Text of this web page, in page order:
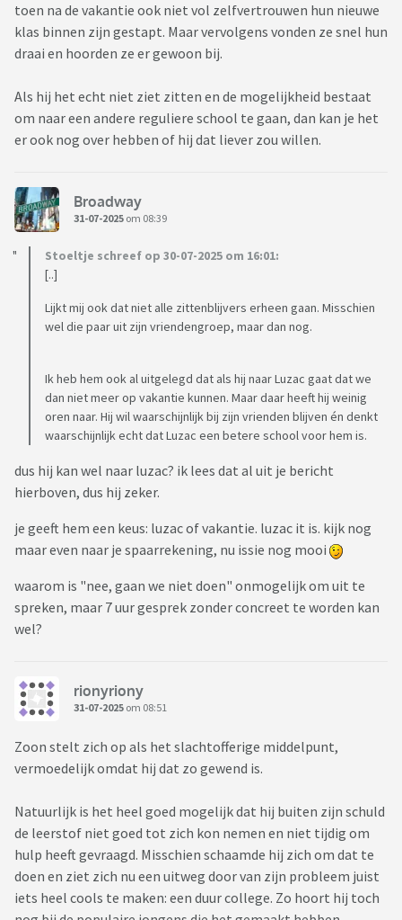
toen na de vakantie ook niet vol zelfvertrouwen hun nieuwe
klas binnen zijn gestapt. Maar vervolgens vonden ze snel hun
draai en hoorden ze er gewoon bij.
Als hij het echt niet ziet zitten en de mogelijkheid bestaat
om naar een andere reguliere school te gaan, dan kan je het
er ook nog over hebben of hij dat liever zou willen.
Broadway
31-07-2025 om 08:39
Stoeltje schreef op 30-07-2025 om 16:01:
[..]
Lijkt mij ook dat niet alle zittenblijvers erheen gaan. Misschien
wel die paar uit zijn vriendengroep, maar dan nog.
Ik heb hem ook al uitgelegd dat als hij naar Luzac gaat dat we
dan niet meer op vakantie kunnen. Maar daar heeft hij weinig
oren naar. Hij wil waarschijnlijk bij zijn vrienden blijven én denkt
waarschijnlijk echt dat Luzac een betere school voor hem is.
dus hij kan wel naar luzac? ik lees dat al uit je bericht
hierboven, dus hij zeker.
je geeft hem een keus: luzac of vakantie. luzac it is. kijk nog
maar even naar je spaarrekening, nu issie nog mooi
waarom is "nee, gaan we niet doen" onmogelijk om uit te
spreken, maar 7 uur gesprek zonder concreet te worden kan
wel?
rionyriony
31-07-2025 om 08:51
Zoon stelt zich op als het slachtofferige middelpunt,
vermoedelijk omdat hij dat zo gewend is.
Natuurlijk is het heel goed mogelijk dat hij buiten zijn schuld
de leerstof niet goed tot zich kon nemen en niet tijdig om
hulp heeft gevraagd. Misschien schaamde hij zich om dat te
doen en ziet zich nu een uitweg door van zijn probleem juist
iets heel cools te maken: een duur college. Zo hoort hij toch